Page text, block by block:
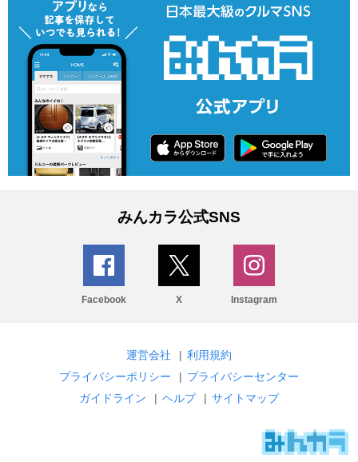
みんカラ公式SNS
Facebook X Instagram
運営会社 | 利用規約
プライバシーポリシー
| プライバシーセンター
ガイドライン
| ヘルプ | サイトマップ